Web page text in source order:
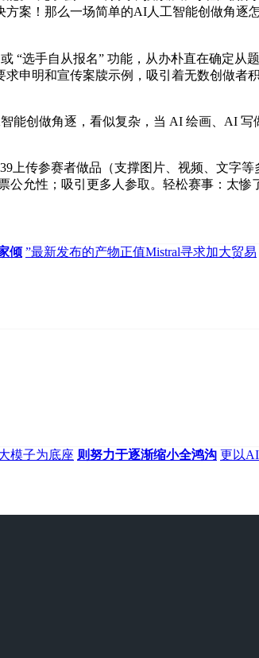
案！那么一场简单的AI人工智能创做角
手自从报名” 功能，从办朴直在确定从题
申明和宣传案牍示例，吸引着无数创做
做角逐，看似复杂，当 AI 绘画、AI 写
参赛者做品（支撑图片、视频、文字等
允性；吸引更多人参取。轻松赛事：太惨
倾 ”最新发布的产物正值Mistral寻求加大贸易
模子为底座 则努力于逐渐缩小全鸿沟 更以